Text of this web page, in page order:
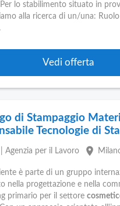
lo stabilimento situato in
alla ricerca di un/una: Ruolo
Vedi offerta
di Stampaggio
Tecnologie di
| Agenzia per il Lavoro place
è parte di un gruppo
nella progettazione e nella
primario per il settore